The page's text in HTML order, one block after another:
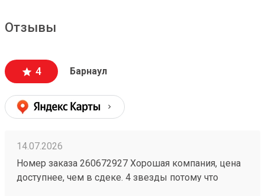
Отзывы
4 Барнаул
14.07.2026
Номер заказа 260672927 Хорошая компания, цена
доступнее, чем в сдеке. 4 звезды потому что